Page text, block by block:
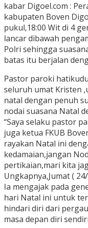
kabar Digoel.com :
kabupaten Boven
pukul,18:00 Wit di 4
lancar dibawah
Polri sehingga
batas itu berjalan
Pastor paroki
seluruh umat Kristen
natal dengan penuh
nodai suasana Natal
“Saya selaku pastor
juga ketua FKUB
rayakan Natal ini
kedamaian,jangan
pertikaian,mari kita
Ungkapnya,Jumat (
Ia mengajak pada
hari Natal ini untuk
hindari diri dari
masa depan diri